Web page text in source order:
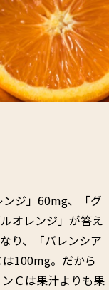
ジ」60mg、「グ
オレンジ」が答え
り、「バレンシア
100mg。だから
Ｃは果汁よりも果